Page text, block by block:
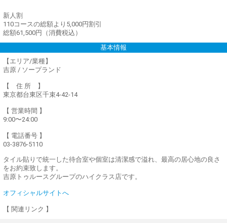
新人割
110コースの総額より5,000円割引
総額61,500円（消費税込）
基本情報
【エリア/業種】
吉原 / ソープランド
【 住 所 】
東京都台東区千束4-42-14
【 営業時間 】
9:00〜24:00
【 電話番号 】
03-3876-5110
タイル貼りで統一した待合室や個室は清潔感で溢れ、最高の居心地の良さ
をお約束致します。
吉原トゥルースグループのハイクラス店です。
オフィシャルサイトへ
【 関連リンク 】